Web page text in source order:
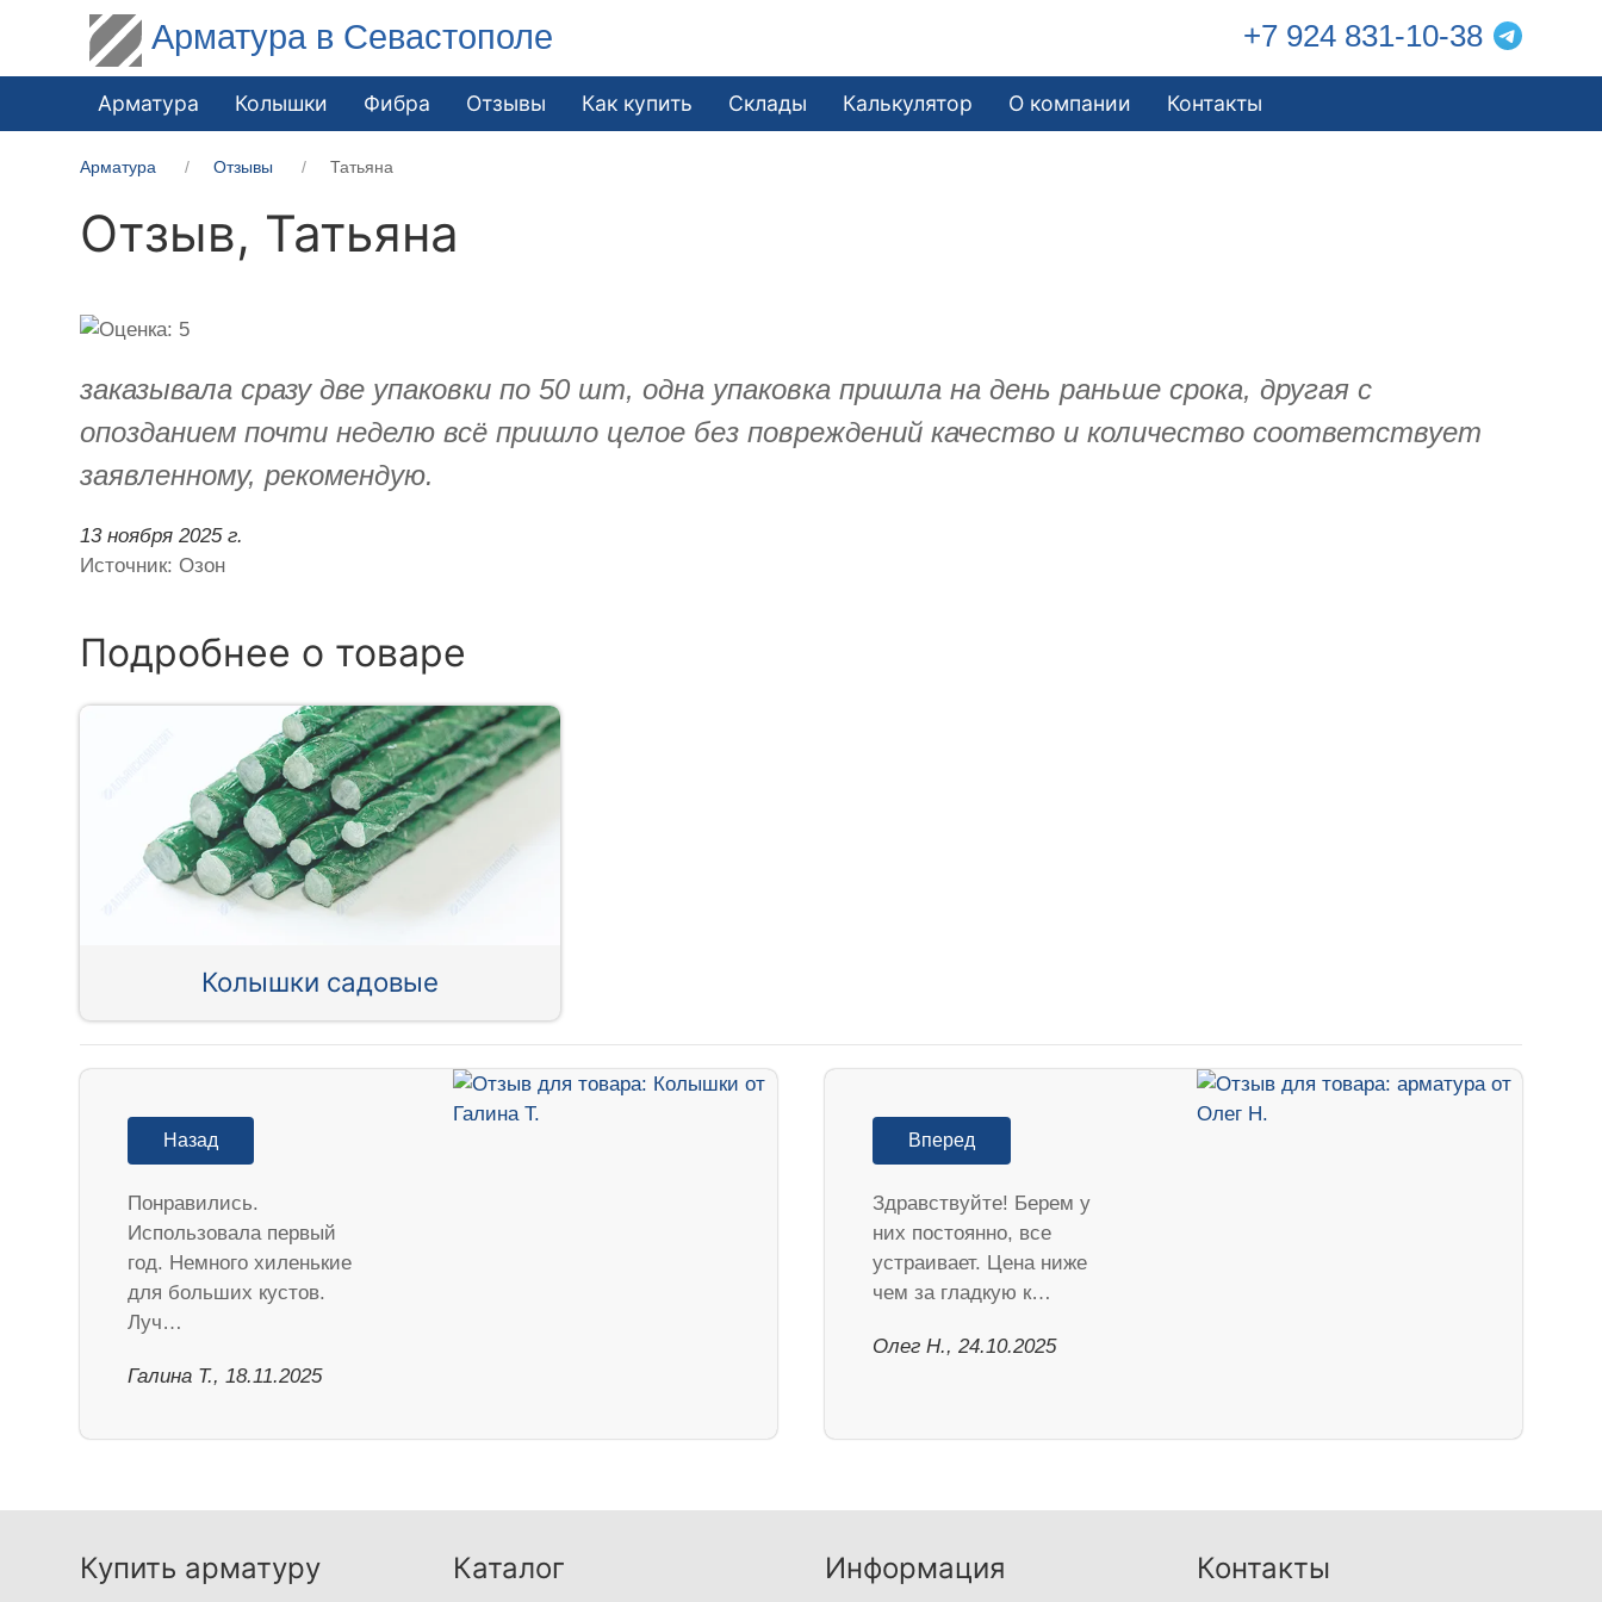
Арматура в Севастополе +7 924 831-10-38
Арматура Колышки Фибра Отзывы Как купить Склады Калькулятор О компании Контакты
Арматура Отзывы Татьяна
Отзыв, Татьяна
заказывала сразу две упаковки по 50 шт, одна упаковка пришла на день раньше срока, другая с
опозданием почти неделю всё пришло целое без повреждений качество и количество соответствует
заявленному, рекомендую.
13 ноября 2025 г.
Источник: Озон
Подробнее о товаре
Колышки садовые
Назад
Понравились.
Использовала первый
год. Немного хиленькие
для больших кустов.
Луч…
Галина Т., 18.11.2025
Вперед
Здравствуйте! Берем у
них постоянно, все
устраивает. Цена ниже
чем за гладкую к…
Олег Н., 24.10.2025
Купить арматуру Каталог Информация Контакты